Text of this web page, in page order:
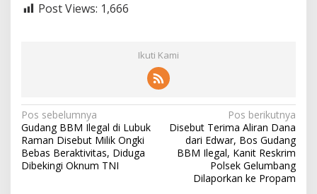
B
Post Views: 1,666
Ikuti Kami
N
a
v
i
Pos sebelumnya
Gudang BBM Ilegal di Lubuk
Raman Disebut Milik Ongki
Bebas Beraktivitas, Diduga
Dibekingi Oknum TNI
Pos berikutnya
Disebut Terima Aliran Dana
dari Edwar, Bos Gudang
BBM Ilegal, Kanit Reskrim
Polsek Gelumbang
Dilaporkan ke Propam